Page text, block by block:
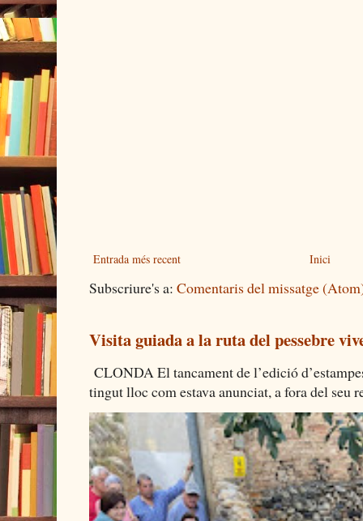
Entrada més recent Inici
Subscriure's a: Comentaris del missatge
Visita guiada a la ruta del pessebre
CLONDA El tancament de l’edició
tingut lloc com estava anunciat, a fora del seu